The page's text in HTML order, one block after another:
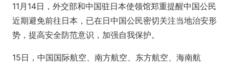
11月14日，外交部和中国驻日本使领馆郑重提醒中国公民
近期避免前往日本，已在日中国公民密切关注当地治安形
势，提高安全防范意识，加强自我保护。
15日，中国国际航空、南方航空、东方航空、海南航